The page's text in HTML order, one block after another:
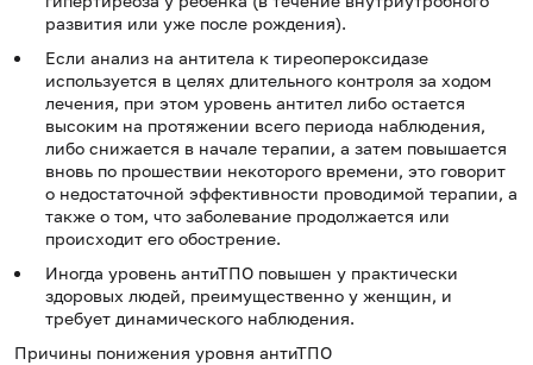
развития или уже после рождения).
Если анализ на антитела к тиреопероксидазе
используется в целях длительного контроля за ходом
лечения, при этом уровень антител либо остается
высоким на протяжении всего периода наблюдения,
либо снижается в начале терапии, а затем повышается
вновь по прошествии некоторого времени, это говорит
о недостаточной эффективности проводимой терапии, а
также о том, что заболевание продолжается или
происходит его обострение.
Иногда уровень антиТПО повышен у практически
здоровых людей, преимущественно у женщин, и
требует динамического наблюдения.
Причины понижения уровня антиТПО